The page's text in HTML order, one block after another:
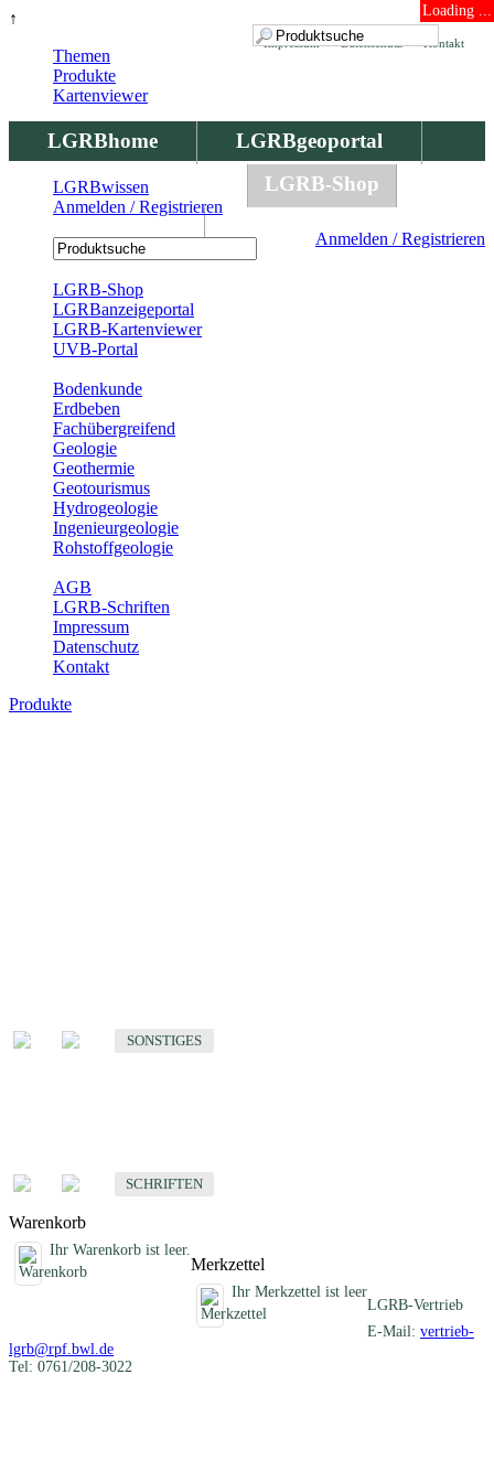
↑ Loading ...
Kontakt
Datenschutz
Impressum
LGRBhome
LGRBgeoportal
LGRBbohrungen
LGRB-Shop
Anmelden / Registrieren
Themen
Produkte
Kartenviewer
LGRBwissen
Anmelden / Registrieren
LGRB-Shop
LGRBanzeigeportal
LGRB-Kartenviewer
UVB-Portal
Bodenkunde
Erdbeben
Fachübergreifend
Geologie
Geothermie
Geotourismus
Hydrogeologie
Ingenieurgeologie
Rohstoffgeologie
AGB
LGRB-Schriften
Impressum
Datenschutz
Kontakt
Produkte
SONSTIGES
SCHRIFTEN
Warenkorb
Ihr Warenkorb ist leer.
Merkzettel
Ihr Merkzettel ist leer
LGRB-Vertrieb
E-Mail: vertrieb-
lgrb@rpf.bwl.de
Tel: 0761/208-3022